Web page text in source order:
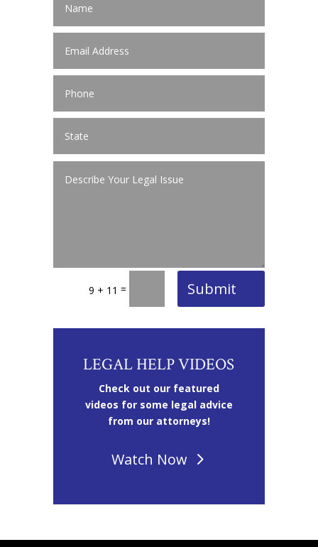
9 + 11 = Submit
LEGAL HELP VIDEOS
Check out our featured
videos for some legal advice
from our attorneys!
Watch Now